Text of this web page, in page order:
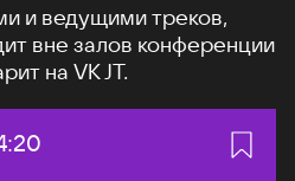
и ведущими треков,
вне залов конференции
на VK JT.